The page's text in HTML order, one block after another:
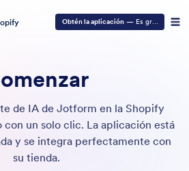
Obtén la aplicación— Es gratis
de IA de Jotform en la Shopify
un solo clic. La aplicación está
y se integra perfectamente con
su tienda.